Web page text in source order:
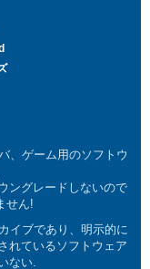
、ゲーム用のソフトウ
ングレードしないので
せん!
イブであり、明示的に
れているソフトウェア
ない.